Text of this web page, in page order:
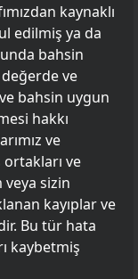
kaynaklı
edilmiş ya da
bahsin
değerde ve
bahsin uygun
hakkı
ve
ve
veya sizin
kayıplar ve
Bu tür hata
kaybetmiş